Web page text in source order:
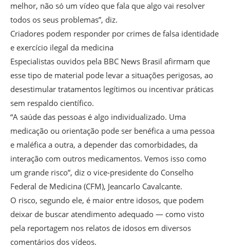
melhor, não só um vídeo que fala que algo vai resolver
todos os seus problemas”, diz.
Criadores podem responder por crimes de falsa identidade
e exercício ilegal da medicina
Especialistas ouvidos pela BBC News Brasil afirmam que
esse tipo de material pode levar a situações perigosas, ao
desestimular tratamentos legítimos ou incentivar práticas
sem respaldo científico.
“A saúde das pessoas é algo individualizado. Uma
medicação ou orientação pode ser benéfica a uma pessoa
e maléfica a outra, a depender das comorbidades, da
interação com outros medicamentos. Vemos isso como
um grande risco”, diz o vice-presidente do Conselho
Federal de Medicina (CFM), Jeancarlo Cavalcante.
O risco, segundo ele, é maior entre idosos, que podem
deixar de buscar atendimento adequado — como visto
pela reportagem nos relatos de idosos em diversos
comentários dos vídeos.